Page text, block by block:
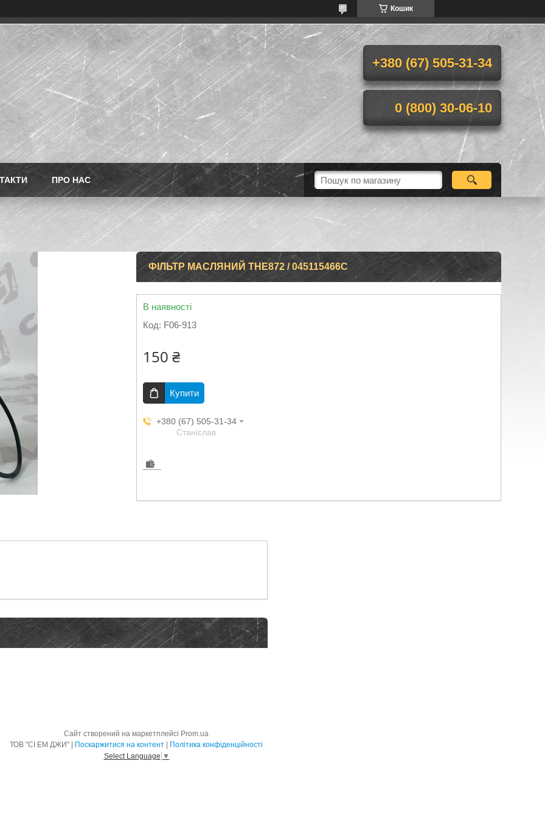
Кошик
+380 (67) 505-31-34
0 (800) 30-06-10
ПРО НАС
ФІЛЬТР МАСЛЯНИЙ THE872 / 045115466C
В наявності
Код: F06-913
150 ₴
Купити
+380 (67) 505-31-34
Станіслав
Сайт створений на маркетплейсі Prom.ua
Поскаржитися на контент
Політика конфіденційності
Select Language ▼